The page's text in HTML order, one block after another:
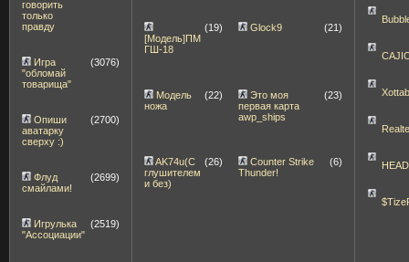
говорить
только
правду
Игра
"обломай
товарища"
(3076)
Опиши
аватарку
сверху :)
(2700)
Флуд
смайлами!
(2699)
Игрулька
"Ассоциации"
(2519)
[Модель]ПМ
ГШ-18
(19) Glock9 (21)
Модель
ножа
(22)
Это моя
первая карта
awp_ships
(23)
AK74u(С
глушителем
и без)
(26)
Counter Strike
Thunder!
(6)